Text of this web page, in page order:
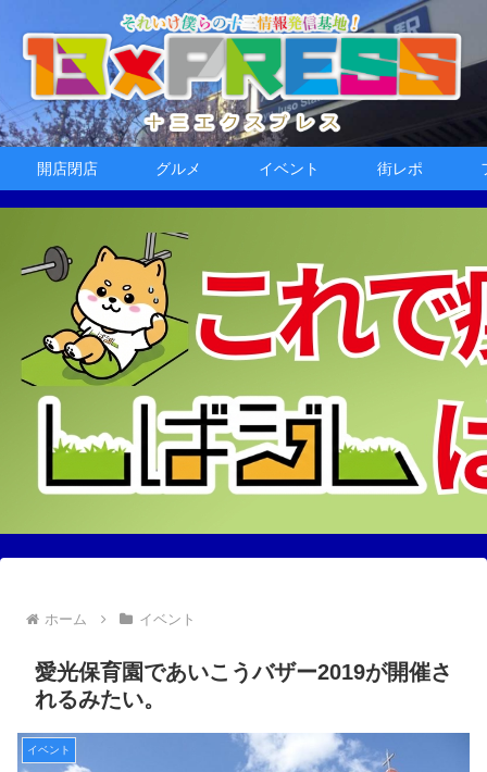
開店閉店 グルメ イベント 街レポ
ホーム イベント
愛光保育園であいこうバザー2019が開催さ
れるみたい。
イベント